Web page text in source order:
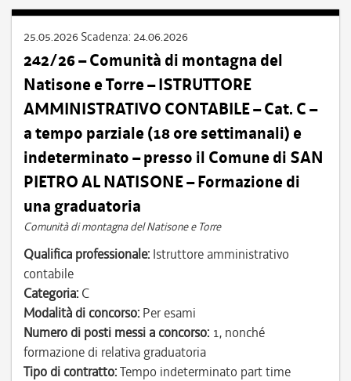
25.05.2026 Scadenza: 24.06.2026
242/26 – Comunità di montagna del
Natisone e Torre – ISTRUTTORE
AMMINISTRATIVO CONTABILE – Cat. C –
a tempo parziale (18 ore settimanali) e
indeterminato – presso il Comune di SAN
PIETRO AL NATISONE – Formazione di
una graduatoria
Comunità di montagna del Natisone e Torre
Qualifica professionale: Istruttore amministrativo
contabile
Categoria: C
Modalità di concorso: Per esami
Numero di posti messi a concorso: 1, nonché
formazione di relativa graduatoria
Tipo di contratto:Tempo indeterminato part time